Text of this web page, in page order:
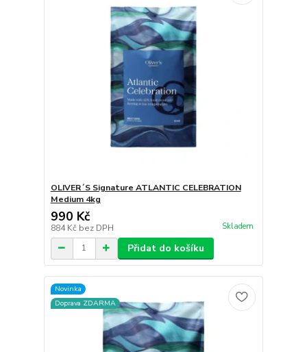
OLIVER´S Signature ATLANTIC CELEBRATION
Medium 4kg
990 Kč
884 Kč bez DPH Skladem
Přidat do košíku
Novinka
Doprava ZDARMA